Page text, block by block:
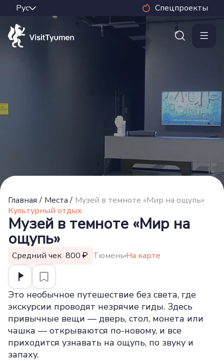
Спецпроекты
Главная / Места / Музей в темноте «Мир на ощупь»
Культурный отдых
Музей в темноте «Мир на
ощупь»
Средний чек 800 ТюменьНа карте
Это необычное путешествие без света, где
экскурсии проводят незрячие гиды. Здесь
привычные вещи — дверь, стол, монета или
чашка — открываются по-новому, и все
приходится узнавать на ощупь, по звуку и
запаху.